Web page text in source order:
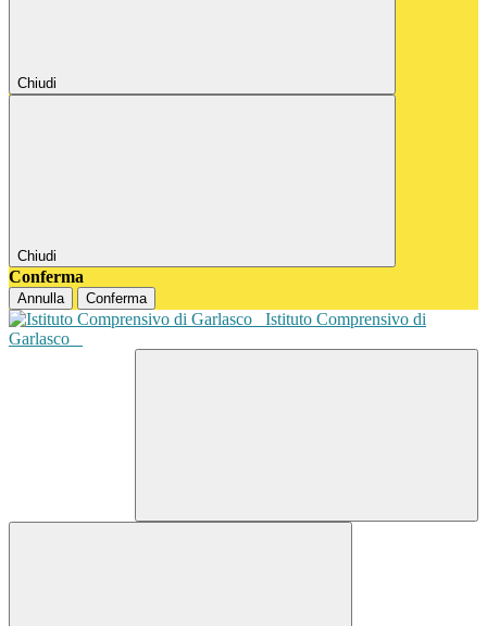
Chiudi
Chiudi
Conferma
Annulla Conferma
Istituto Comprensivo di
Garlasco